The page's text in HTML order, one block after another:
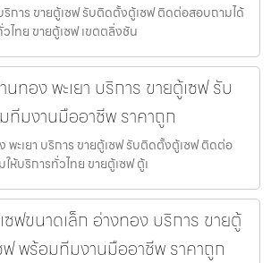
การ ขายตู้เซฟ รับติดตั้งตู้เซฟ ติดต่อสอบถามได้
ไทย ขายตู้เซฟ เขตตลิ่งชัน
นทอง พะเยา บริการ ขายตู้เซฟ รับ
ทีมงานมืออาชีพ ราคาถูก
พะเยา บริการ ขายตู้เซฟ รับติดตั้งตู้เซฟ ติดต่อ
ห้บริการทั่วไทย ขายตู้เซฟ ตู้เ
ฟขนาดเล็ก อ่างทอง บริการ ขายตู้
พร้อมทีมงานมืออาชีพ ราคาถูก